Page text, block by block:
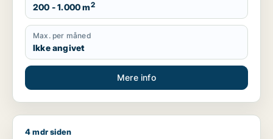
200 - 1.000 m2
Max. per måned
Ikke angivet
Mere info
Joachim søger kontor, værksted eller
4 mdr siden